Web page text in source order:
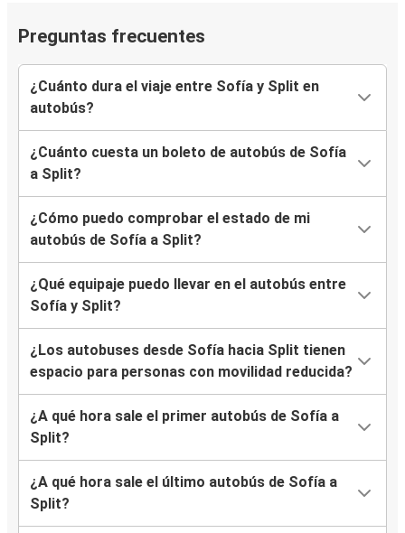
Preguntas frecuentes
¿Cuánto dura el viaje entre Sofía y Split en
autobús?
¿Cuánto cuesta un boleto de autobús de Sofía
a Split?
¿Cómo puedo comprobar el estado de mi
autobús de Sofía a Split?
¿Qué equipaje puedo llevar en el autobús entre
Sofía y Split?
¿Los autobuses desde Sofía hacia Split tienen
espacio para personas con movilidad reducida?
¿A qué hora sale el primer autobús de Sofía a
Split?
¿A qué hora sale el último autobús de Sofía a
Split?